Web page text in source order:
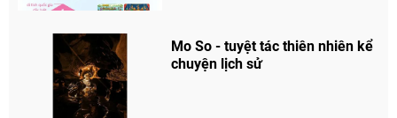
Mo So - tuyệt tác thiên nhiên kể
chuyện lịch sử